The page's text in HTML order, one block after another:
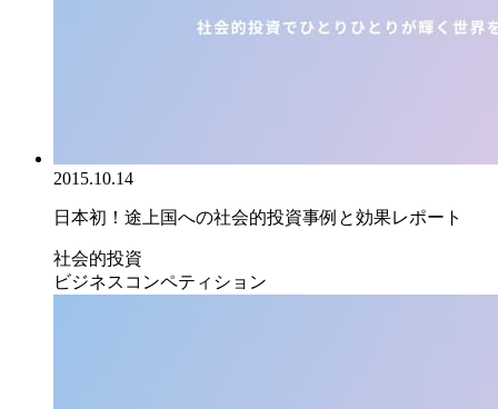
2015.10.14
日本初！途上国への社会的投資事例と効果レポート
社会的投資
ビジネスコンペティション